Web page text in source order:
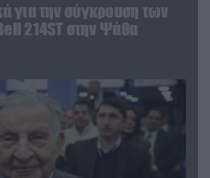
για την σύγκρουση των
214ST στην Ψάθα